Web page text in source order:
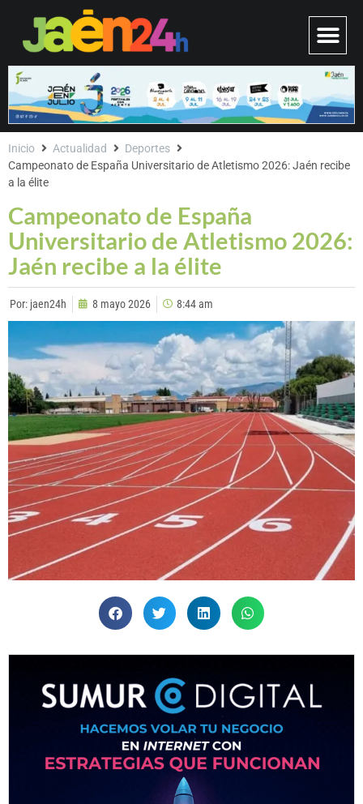
Campeonato de España
Universitario de Atletismo 2026:
Jaén recibe a la élite
Inicio Actualidad
Deportes
Campeonato de España Universitario de Atletismo 2026: Jaén recibe
a la élite
Por: jaen24h 8 mayo 2026 8:44 am